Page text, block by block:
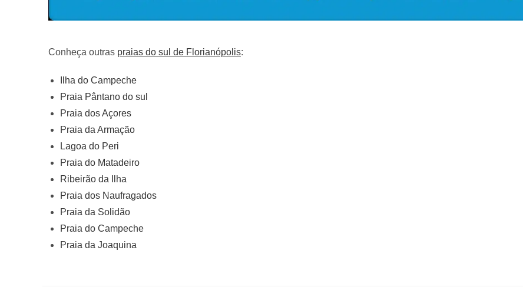
Conheça outras praias do sul de Florianópolis:
Ilha do Campeche
Praia Pântano do sul
Praia dos Açores
Praia da Armação
Lagoa do Peri
Praia do Matadeiro
Ribeirão da Ilha
Praia dos Naufragados
Praia da Solidão
Praia do Campeche
Praia da Joaquina